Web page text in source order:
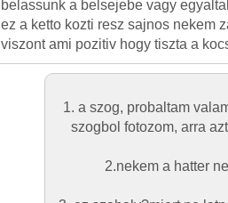
belassunk a belsejebe vagy
ez a ketto kozti resz sajnos nekem
viszont ami pozitiv hogy tiszta a
1. a szog, probaltam
szogbol fotozom, arra
2.nekem a hatter